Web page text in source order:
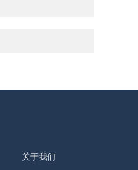
关于我们